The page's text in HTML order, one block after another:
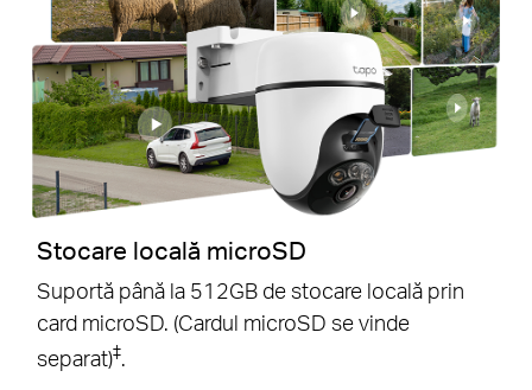
Stocare locală microSD
Suportă până la 512GB de stocare locală prin
card microSD. (Cardul microSD se vinde
separat)‡.